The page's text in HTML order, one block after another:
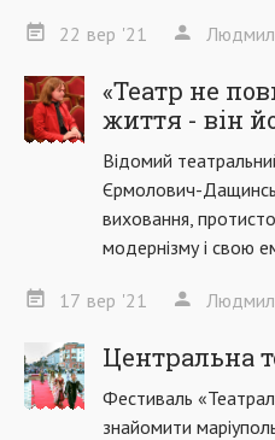
22 вер '21
«Театр не
життя - він
Відомий
Єрмолович-
виховання,
модернізму і свою
17 вер '21
Центральна
Фестиваль
знайомити